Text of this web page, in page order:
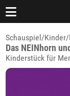
Schauspiel/
Das NEINhorn
Kinderstück für